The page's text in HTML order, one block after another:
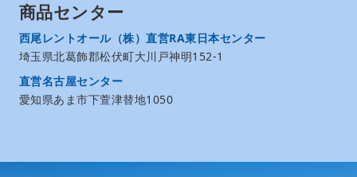
商品センター
西尾レントオール（株）直営RA東日本センター
埼玉県北葛飾郡松伏町大川戸神明152-1
直営名古屋センター
愛知県あま市下萱津替地1050